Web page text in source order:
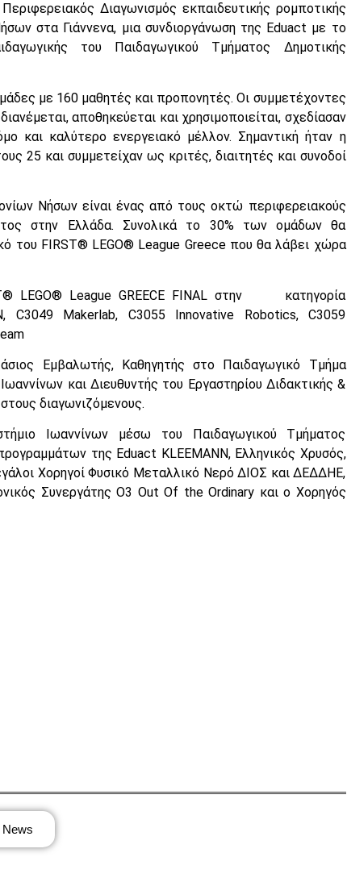
Διαγωνισμός εκπαιδευτικής ρομποτικής
στα Γιάννενα, μια συνδιοργάνωση της Eduact με το
του Παιδαγωγικού Τμήματος Δημοτικής
με 160 μαθητές και προπονητές. Οι συμμετέχοντες
αποθηκεύεται και χρησιμοποιείται, σχεδίασαν
και καλύτερο ενεργειακό μέλλον. Σημαντική ήταν η
25 και συμμετείχαν ως κριτές, διαιτητές και συνοδοί
Νήσων είναι ένας από τους οκτώ περιφερειακούς
στην Ελλάδα. Συνολικά το 30% των ομάδων θα
του FIRST® LEGO® League Greece που θα λάβει χώρα
LEGO® League GREECE FINAL στην κατηγορία
C3049 Makerlab, C3055 Innovative Robotics, C3059
Εμβαλωτής, Καθηγητής στο Παιδαγωγικό Τμήμα
και Διευθυντής του Εργαστηρίου Διδακτικής &
διαγωνιζόμενους.
Ιωαννίνων μέσω του Παιδαγωγικού Τμήματος
της Eduact KLEEMANN, Ελληνικός Χρυσός,
Χορηγοί Φυσικό Μεταλλικό Νερό ΔΙΟΣ και ΔΕΔΔΗΕ,
Συνεργάτης O3 Out Of the Ordinary και ο Χορηγός
News